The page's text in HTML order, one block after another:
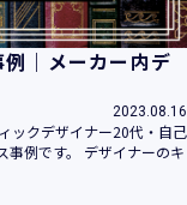
術の動向、社会的
しながら、その継
ここに宣言致しま
得・利用及び提供
な範囲を超えた個
めの措置を講じ
｜メーカー内デ
2023.08.16
ックデザイナー20代・自己
事例です。 デザイナーのキ